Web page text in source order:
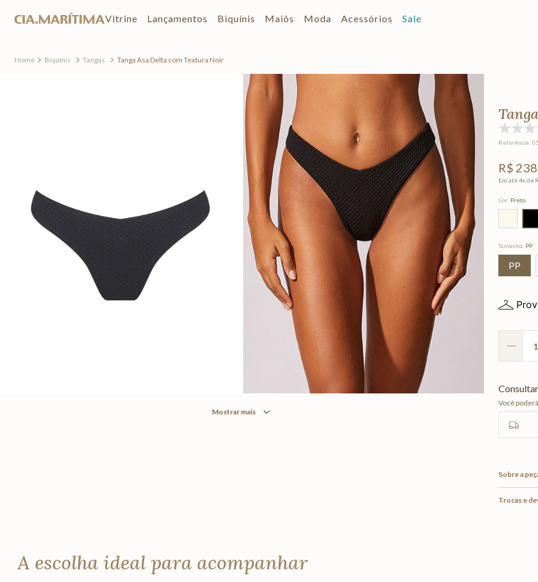
Vitrine Lançamentos Biquínis Maiôs Moda Acessórios Sale
Biquínis Tangas Tanga Asa Delta com Textura Noir
Mostrar mais
Referência:
R$ 238
Em até4x de
Cor: Preto
Tamanho: PP
PP
Sobre a
Trocas e
A escolha ideal para acompanhar